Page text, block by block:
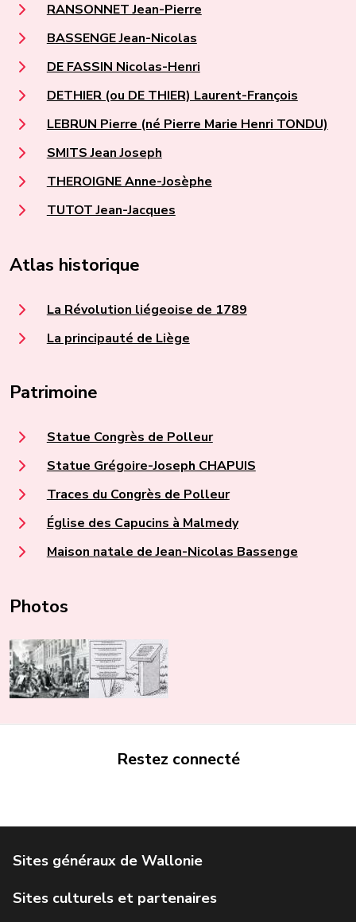
RANSONNET Jean-Pierre
BASSENGE Jean-Nicolas
DE FASSIN Nicolas-Henri
DETHIER (ou DE THIER) Laurent-François
LEBRUN Pierre (né Pierre Marie Henri TONDU)
SMITS Jean Joseph
THEROIGNE Anne-Josèphe
TUTOT Jean-Jacques
Atlas historique
La Révolution liégeoise de 1789
La principauté de Liège
Patrimoine
Statue Congrès de Polleur
Statue Grégoire-Joseph CHAPUIS
Traces du Congrès de Polleur
Église des Capucins à Malmedy
Maison natale de Jean-Nicolas Bassenge
Photos
Restez connecté
Service public de Wallonie